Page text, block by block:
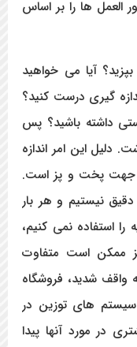
العمل ها را بر اساس
آیا می خواهید
گیری درست کنید؟
داشته باشید؟ پس
دلیل این امر اندازه
جهت پخت و پز است.
دقیق نیستیم و هر بار
را استفاده نمی کنیم،
ممکن است متفاوت
واقف شدید، فروشگاه
سیستم های توزین در
در مورد آنها پیدا